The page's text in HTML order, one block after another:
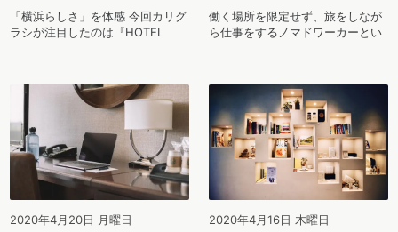
「横浜らしさ」を体感 今回カリグ
ラシが注目したのは『HOTEL
働く場所を限定せず、旅をしなが
ら仕事をするノマドワーカーとい
2020年4月20日 月曜日 2020年4月16日 木曜日